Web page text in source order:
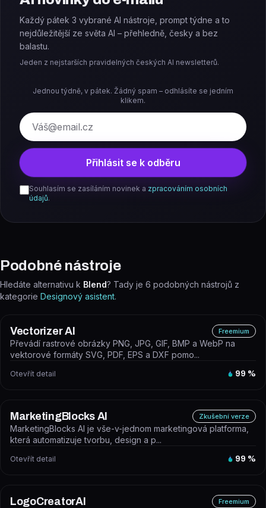
Každý pátek 3 vybrané AI nástroje, prompt týdne a to
nejdůležitější ze světa AI – přehledně, česky a bez
balastu.
Jeden z nejstarších pravidelných českých AI newsletterů.
Jednou týdně, v pátek. Žádný spam – odhlásíte se jedním
klikem.
E-mail
Přihlásit se k odběru
Souhlasím se zasíláním novinek a zpracováním osobních
údajů.
Podobné nástroje
Hledáte alternativu k Blend? Tady je 6 podobných nástrojů z
kategorie Designový asistent.
Vectorizer AI Freemium
Převádí rastrové obrázky PNG, JPG, GIF, BMP a WebP na
vektorové formáty SVG, PDF, EPS a DXF pomo...
Otevřít detail 99 %
MarketingBlocks AI Zkušební verze
MarketingBlocks AI je vše-v-jednom marketingová platforma,
která automatizuje tvorbu, design a p...
Otevřít detail 99 %
LogoCreatorAI Freemium